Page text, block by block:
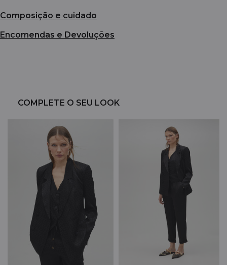
Composição e cuidado
Encomendas e Devoluções
COMPLETE O SEU LOOK